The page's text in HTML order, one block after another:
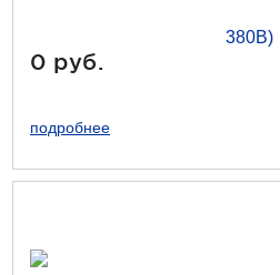
0 руб.
подробнее